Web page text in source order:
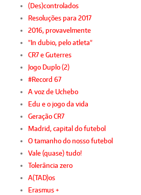
(Des)controlados
Resoluções para 2017
2016, provavelmente
"In dubio, pelo atleta"
CR7 e Guterres
Jogo Duplo (2)
#Record 67
A voz de Uchebo
Edu e o jogo da vida
Geração CR7
Madrid, capital do futebol
O tamanho do nosso futebol
Vale (quase) tudo!
Tolerância zero
A(TAD)os
Erasmus +